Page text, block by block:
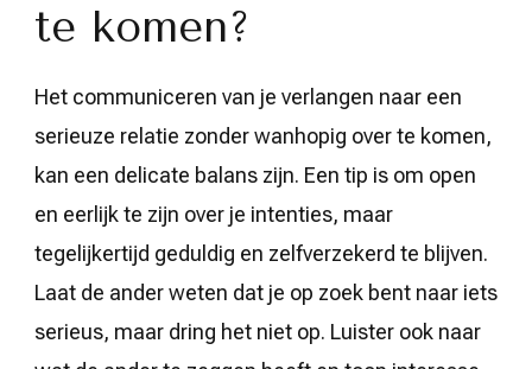
te komen?
Het communiceren van je verlangen naar een
serieuze relatie zonder wanhopig over te komen,
kan een delicate balans zijn. Een tip is om open
en eerlijk te zijn over je intenties, maar
tegelijkertijd geduldig en zelfverzekerd te blijven.
Laat de ander weten dat je op zoek bent naar iets
serieus, maar dring het niet op. Luister ook naar